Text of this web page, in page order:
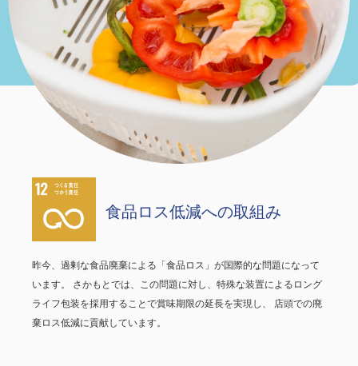
食品ロス低減への取組み
昨今、過剰な食品廃棄による「食品ロス」が国際的な問題になって
います。 さかもとでは、この問題に対し、特殊な装置によるロング
ライフ包装を採用することで賞味期限の延長を実現し、 店頭での廃
棄ロス低減に貢献しています。